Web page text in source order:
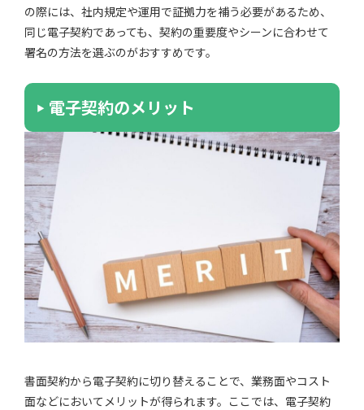
の際には、社内規定や運用で証拠力を補う必要があるため、
同じ電子契約であっても、契約の重要度やシーンに合わせて
署名の方法を選ぶのがおすすめです。
電子契約のメリット
書面契約から電子契約に切り替えることで、業務面やコスト
面などにおいてメリットが得られます。ここでは、電子契約